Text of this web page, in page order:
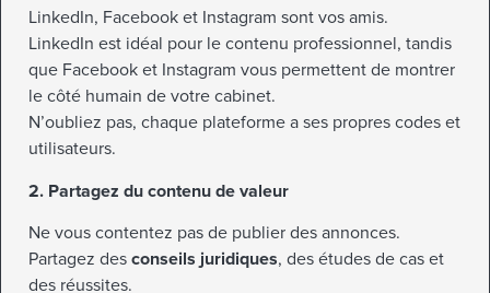
LinkedIn, Facebook et Instagram sont vos amis.
LinkedIn est idéal pour le contenu professionnel, tandis
que Facebook et Instagram vous permettent de montrer
le côté humain de votre cabinet.
N’oubliez pas, chaque plateforme a ses propres codes et
utilisateurs.
2. Partagez du contenu de valeur
Ne vous contentez pas de publier des annonces.
Partagez des conseils juridiques, des études de cas et
des réussites.